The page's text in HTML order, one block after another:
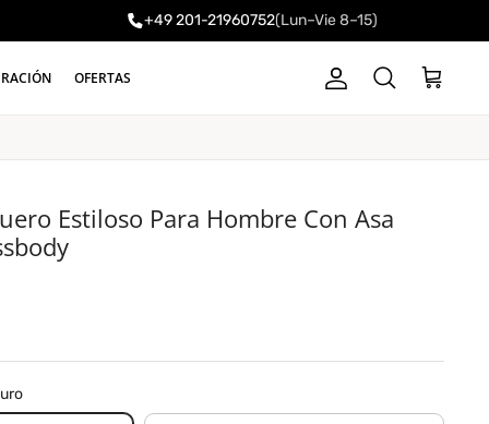
+49 201-21960752(Lun–Vie 8–15)
OFERTAS CuentaBuscar Carrito
Estiloso Para Hombre Con Asa